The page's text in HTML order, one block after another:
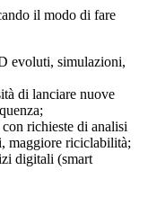
il modo di fare
evoluti, simulazioni,
di lanciare nuove
richieste di analisi
maggiore riciclabilità;
digitali (smart